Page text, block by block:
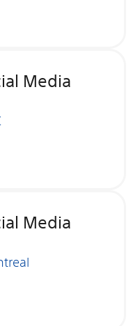
Media
Media